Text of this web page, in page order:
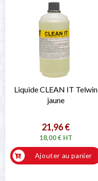
Liquide CLEAN IT Telwin
jaune
21,96 €
18,00 € HT
Ajouter au panier